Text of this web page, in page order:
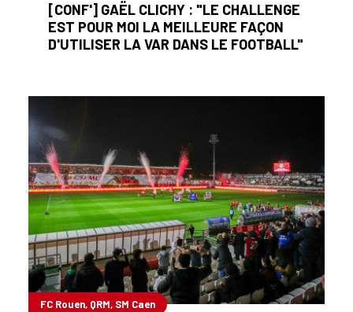
[CONF'] GAËL CLICHY : "LE CHALLENGE
EST POUR MOI LA MEILLEURE FAÇON
D'UTILISER LA VAR DANS LE FOOTBALL"
FC Rouen, QRM, SM Caen